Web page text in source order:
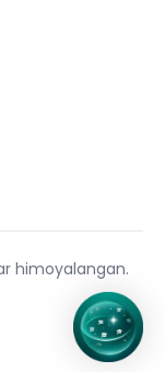
himoyalangan.